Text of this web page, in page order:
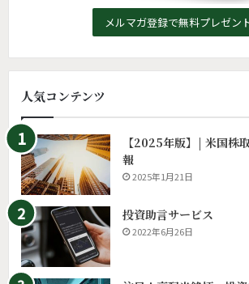
メルマガ登録で無料プレゼン
人気コンテンツ
【2025年版】| 米国株
報
2025年1月21日
投資助言サービス
2022年6月26日